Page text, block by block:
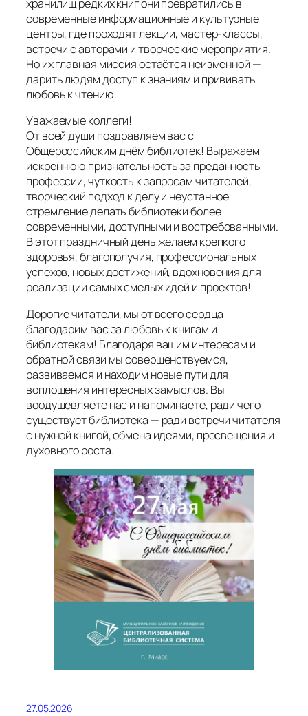
хранилищ редких книг они превратились в
современные информационные и культурные
центры, где проходят лекции, мастер‑классы,
встречи с авторами и творческие мероприятия.
Но их главная миссия остаётся неизменной —
дарить людям доступ к знаниям и прививать
любовь к чтению.
Уважаемые коллеги!
От всей души поздравляем вас с
Общероссийским днём библиотек! Выражаем
искреннюю признательность за преданность
профессии, чуткость к запросам читателей,
творческий подход к делу и неустанное
стремление делать библиотеки более
современными, доступными и востребованными.
В этот праздничный день желаем крепкого
здоровья, благополучия, профессиональных
успехов, новых достижений, вдохновения для
реализации самых смелых идей и проектов!
Дорогие читатели, мы от всего сердца
благодарим вас за любовь к книгам и
библиотекам! Благодаря вашим интересам и
обратной связи мы совершенствуемся,
развиваемся и находим новые пути для
воплощения интересных замыслов. Вы
воодушевляете нас и напоминаете, ради чего
существует библиотека — ради встречи читателя
с нужной книгой, обмена идеями, просвещения и
духовного роста.
27.05.2026